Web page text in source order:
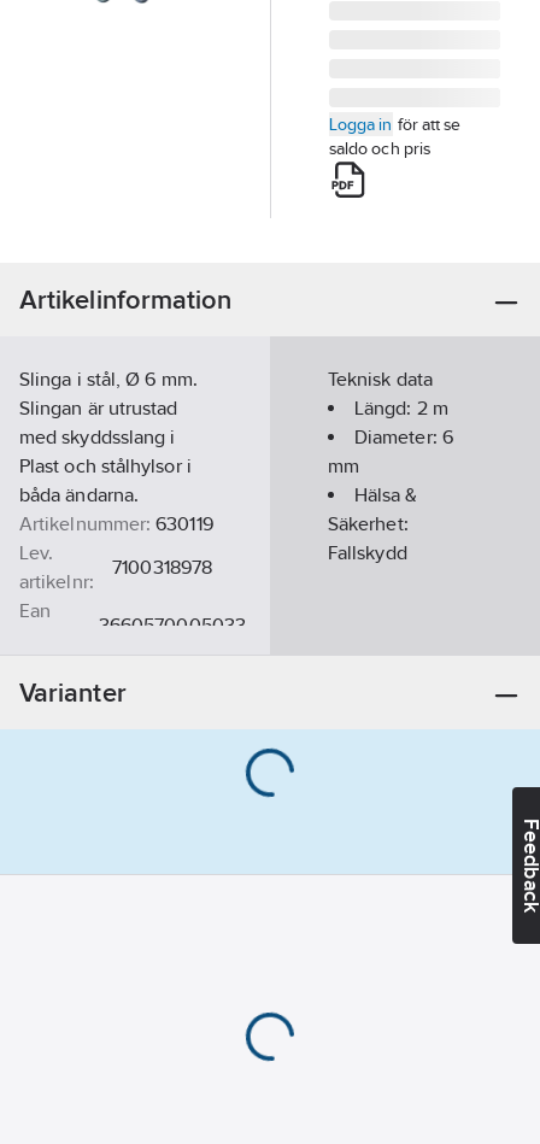
Logga in för att se
saldo och pris
Artikelinformation
Slinga i stål, Ø 6 mm.
Slingan är utrustad
med skyddsslang i
Plast och stålhylsor i
båda ändarna.
Artikelnummer: 630119
Lev.
artikelnr:
7100318978
Ean
3660570005033
Teknisk data
Längd: 2m
Diameter: 6
mm
Hälsa &
Säkerhet:
Fallskydd
Varianter